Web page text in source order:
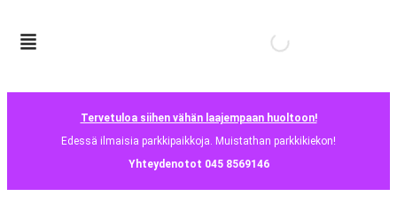
Tervetuloa siihen vähän laajempaan huoltoon!
Edessä ilmaisia parkkipaikkoja. Muistathan parkkikiekon!
Yhteydenotot 045 8569146